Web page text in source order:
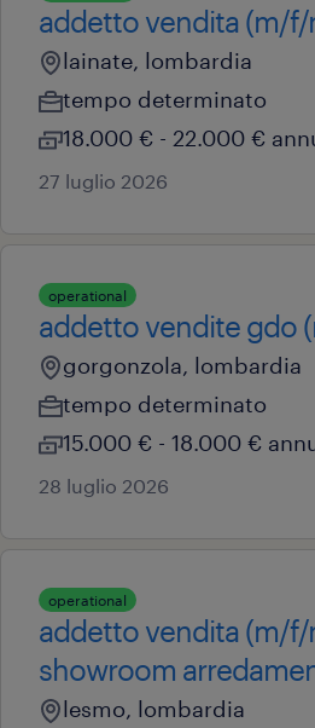
addetto vendita (m/f/
lainate, lombardia
tempo determinato
18.000 € - 22.000 €
27 luglio 2026
operational
addetto vendite gdo
gorgonzola, lombardia
tempo determinato
15.000 € - 18.000 €
28 luglio 2026
operational
addetto vendita (m/f/
showroom
lesmo, lombardia